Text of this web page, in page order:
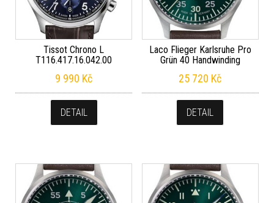
Tissot Chrono L
T116.417.16.042.00
9 990 Kč
DETAIL
Laco Flieger Karlsruhe Pro
Grün 40 Handwinding
25 720 Kč
DETAIL